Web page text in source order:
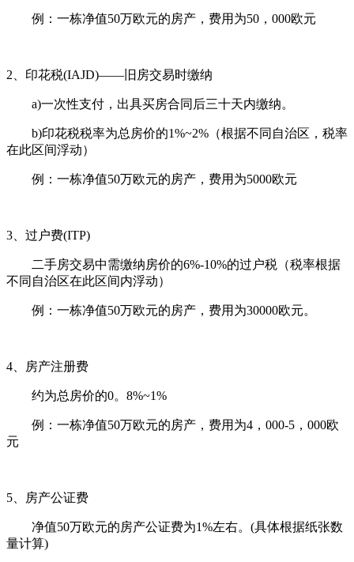
例：一栋净值50万欧元的房产，费用为50，000欧元
2、印花税(IAJD)——旧房交易时缴纳
a)一次性支付，出具买房合同后三十天内缴纳。
b)印花税税率为总房价的1%~2%（根据不同自治区，税率
在此区间浮动）
例：一栋净值50万欧元的房产，费用为5000欧元
3、过户费(ITP)
二手房交易中需缴纳房价的6%-10%的过户税（税率根据
不同自治区在此区间内浮动）
例：一栋净值50万欧元的房产，费用为30000欧元。
4、房产注册费
约为总房价的0。8%~1%
例：一栋净值50万欧元的房产，费用为4，000-5，000欧
元
5、房产公证费
净值50万欧元的房产公证费为1%左右。(具体根据纸张数
量计算)